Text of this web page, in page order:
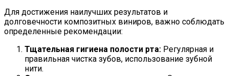
Для достижения наилучших результатов и
долговечности композитных виниров, важно соблюдать
определенные рекомендации:
Тщательная гигиена полости рта: Регулярная и
правильная чистка зубов, использование зубной
нити.